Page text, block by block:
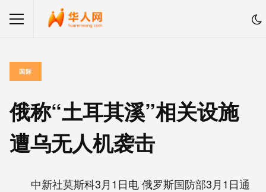
国际
俄称“土耳其溪”相关设施
遭乌无人机袭击
中新社莫斯科3月1日电 俄罗斯国防部3月1日通